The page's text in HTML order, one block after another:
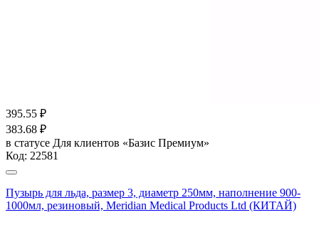
395.55 ₽
383.68 ₽
в статусе Для клиентов «Базис Премиум»
Код: 22581
Пузырь для льда, размер 3, диаметр 250мм, наполнение 900-
1000мл, резиновый, Meridian Medical Products Ltd (КИТАЙ)